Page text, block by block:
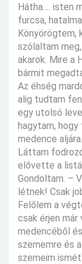
Hátha…. isten
furcsa,
Könyörögtem,
szólaltam
akarok. Mire a
bármit
Az éhség
alig tudtam
egy utolsó
hagytam,
medence
Láttam
elővette a
Gondoltam. –
létnek! Csak
Felőlem a
csak érjen
medencéből
szememre és
szemeim